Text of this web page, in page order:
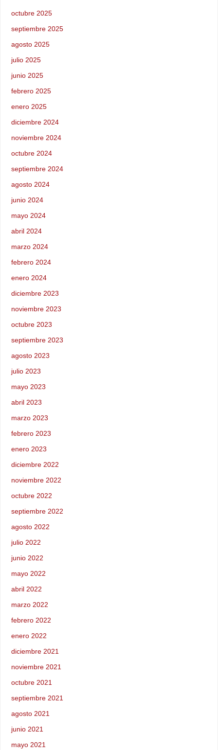
octubre 2025
septiembre 2025
agosto 2025
julio 2025
junio 2025
febrero 2025
enero 2025
diciembre 2024
noviembre 2024
octubre 2024
septiembre 2024
agosto 2024
junio 2024
mayo 2024
abril 2024
marzo 2024
febrero 2024
enero 2024
diciembre 2023
noviembre 2023
octubre 2023
septiembre 2023
agosto 2023
julio 2023
mayo 2023
abril 2023
marzo 2023
febrero 2023
enero 2023
diciembre 2022
noviembre 2022
octubre 2022
septiembre 2022
agosto 2022
julio 2022
junio 2022
mayo 2022
abril 2022
marzo 2022
febrero 2022
enero 2022
diciembre 2021
noviembre 2021
octubre 2021
septiembre 2021
agosto 2021
junio 2021
mayo 2021